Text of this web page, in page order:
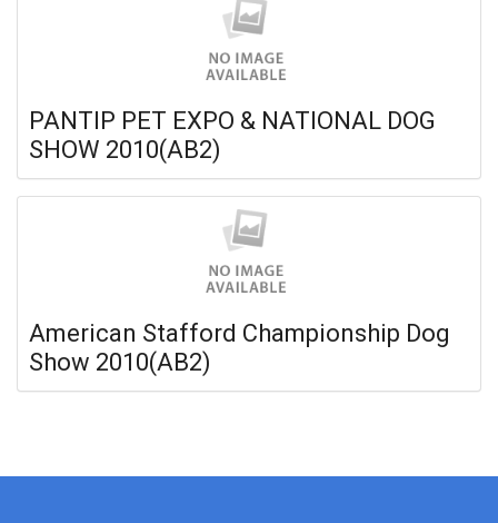
PANTIP PET EXPO & NATIONAL DOG
SHOW 2010(AB2)
American Stafford Championship Dog
Show 2010(AB2)